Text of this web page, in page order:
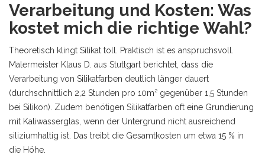
Verarbeitung und Kosten: Was
kostet mich die richtige Wahl?
Theoretisch klingt Silikat toll. Praktisch ist es anspruchsvoll.
Malermeister Klaus D. aus Stuttgart berichtet, dass die
Verarbeitung von Silikatfarben deutlich länger dauert
(durchschnittlich 2,2 Stunden pro 10m² gegenüber 1,5 Stunden
bei Silikon). Zudem benötigen Silikatfarben oft eine Grundierung
mit Kaliwasserglas, wenn der Untergrund nicht ausreichend
siliziumhaltig ist. Das treibt die Gesamtkosten um etwa 15 % in
die Höhe.